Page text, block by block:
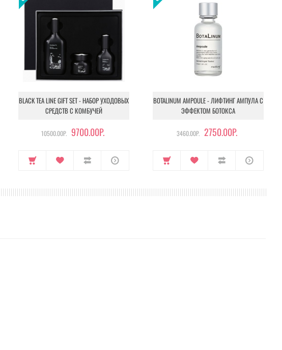
BLACK TEA LINE GIFT SET - НАБОР УХОДОВЫХ
СРЕДСТВ С КОМБУЧЕЙ
10500.00Р. 9700.00Р.
BOTALINUM AMPOULE - ЛИФТИНГ АМПУЛА С
ЭФФЕКТОМ БОТОКСА
3460.00Р. 2750.00Р.